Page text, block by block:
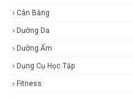
Cân Bằng
Dưỡng Da
Dưỡng Ẩm
Dụng Cụ Học Tập
Fitness